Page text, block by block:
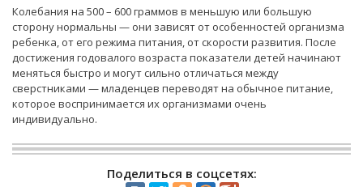
Колебания на 500 – 600 граммов в меньшую или большую
сторону нормальны — они зависят от особенностей организма
ребенка, от его режима питания, от скорости развития. После
достижения годовалого возраста показатели детей начинают
меняться быстро и могут сильно отличаться между
сверстниками — младенцев переводят на обычное питание,
которое воспринимается их организмами очень
индивидуально.
Поделиться в соцсетях: